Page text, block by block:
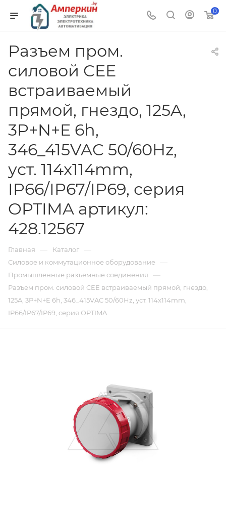
0
Разъем пром.
силовой CEE
встраиваемый
прямой, гнездо, 125A,
3P+N+E 6h,
346_415VAC 50/60Hz,
уст. 114x114mm,
IP66/IP67/IP69, серия
OPTIMA артикул:
428.12567
Главная — Каталог —
Силовое и коммутационное оборудование —
Промышленные разъемные соединения —
Разъем пром. силовой CEE встраиваемый прямой, гнездо,
125A, 3P+N+E 6h, 346_415VAC 50/60Hz, уст. 114x114mm,
IP66/IP67/IP69, серия OPTIMA